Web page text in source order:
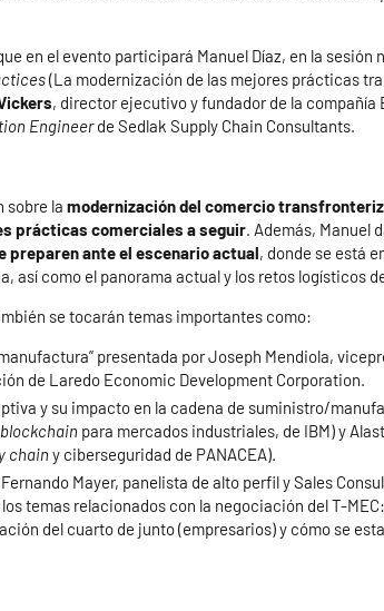
en el evento participará Manuel Díaz, en la sesión
(La modernización de las mejores prácticas
, director ejecutivo y fundador de la compañía
Engineer de Sedlak Supply Chain Consultants.
sobre la modernización del comercio
prácticas comerciales a seguir . Además, Manuel
preparen ante el escenario actual, donde se está
así como el panorama actual y los retos logísticos
se tocarán temas importantes como:
presentada por Joseph Mendiola,
de Laredo Economic Development Corporation.
y su impacto en la cadena de suministro/
blockchain para mercados industriales, de IBM) y
chain y ciberseguridad de PANACEA).
Mayer, panelista de alto perfil y Sales
temas relacionados con la negociación del T-
del cuarto de junto (empresarios) y cómo se